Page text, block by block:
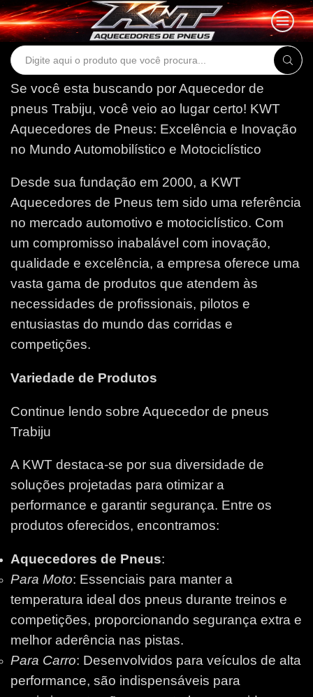
Search
Se você esta buscando por Aquecedor de
pneus Trabiju, você veio ao lugar certo! KWT
Aquecedores de Pneus: Excelência e Inovação
no Mundo Automobilístico e Motociclístico
Desde sua fundação em 2000, a KWT
Aquecedores de Pneus tem sido uma referência
no mercado automotivo e motociclístico. Com
um compromisso inabalável com inovação,
qualidade e excelência, a empresa oferece uma
vasta gama de produtos que atendem às
necessidades de profissionais, pilotos e
entusiastas do mundo das corridas e
competições.
Variedade de Produtos
Continue lendo sobre Aquecedor de pneus
Trabiju
A KWT destaca-se por sua diversidade de
soluções projetadas para otimizar a
performance e garantir segurança. Entre os
produtos oferecidos, encontramos:
Aquecedores de Pneus:
Para Moto: Essenciais para manter a
temperatura ideal dos pneus durante treinos e
competições, proporcionando segurança extra e
melhor aderência nas pistas.
Para Carro: Desenvolvidos para veículos de alta
performance, são indispensáveis para